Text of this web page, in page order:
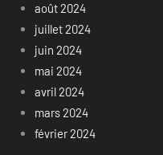
août 2024
juillet 2024
juin 2024
mai 2024
avril 2024
mars 2024
février 2024